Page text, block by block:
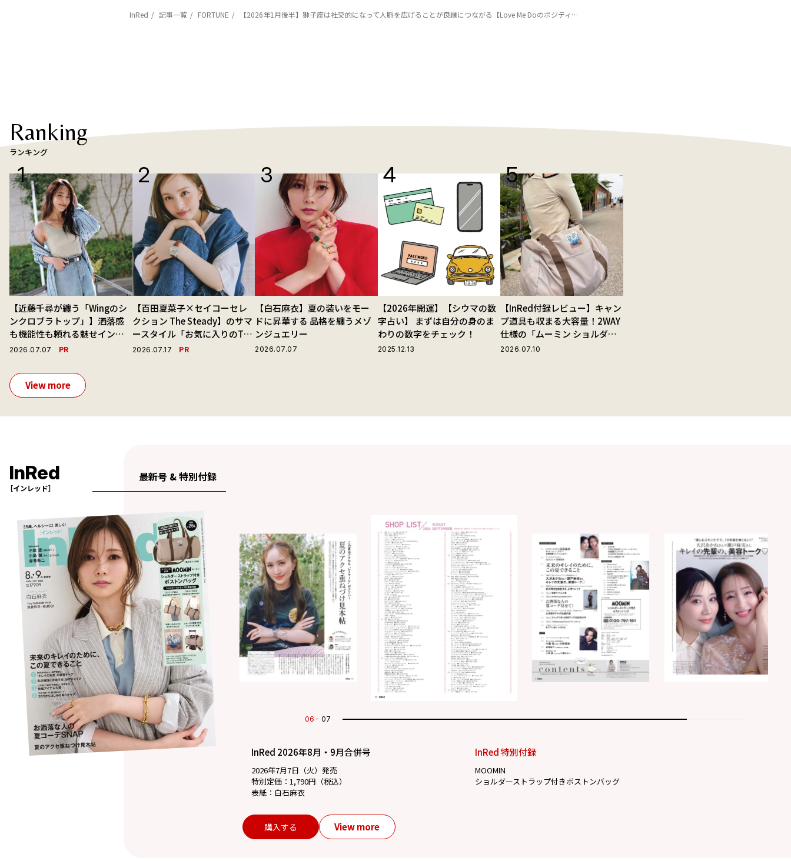
InRed 記事一覧 FORTUNE 【2026年1月後半】獅子座は社交的になって人脈を広げることが良縁につながる【Love Me Doのポジティブ星座占い】
Ranking
ランキング
【近藤千尋が纏う「Wingのシ
ンクロブラトップ」】洒落感
も機能性も頼れる魅せインナ
ーで毎日を心地よくアプデ！
2026.07.07 PR
【百田夏菜子×セイコーセレ
クション The Steady】のサマ
ースタイル「お気に入りのTシ
ャツと最高の時計と。」
2026.07.17 PR
【白石麻衣】夏の装いをモー
ドに昇華する 品格を纏うメゾ
ンジュエリー
2026.07.07
【2026年開運】【シウマの数
字占い】 まずは自分の身のま
わりの数字をチェック！
2025.12.13
【InRed付録レビュー】キャン
プ道具も収まる大容量！2WAY
仕様の「ムーミン ショルダー
ストラップ付きボストンバッ
2026.07.10
View more
InRed
［インレッド］
最新号 & 特別付録
07 07
InRed 2026年8月・9月合併号
2026年7月7日（火）発売
特別定価：1,790円（税込）
表紙：白石麻衣
InRed 特別付録
MOOMIN
ショルダーストラップ付きボストンバッグ
購入する View more